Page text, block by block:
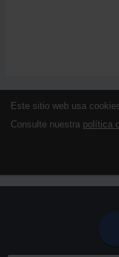
Este sitio web usa
Consulte nuestra política